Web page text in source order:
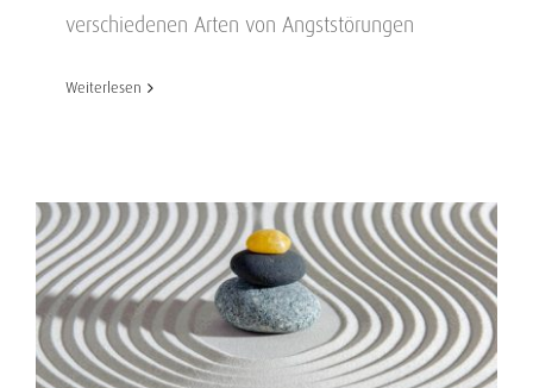
verschiedenen Arten von Angststörungen
Weiterlesen